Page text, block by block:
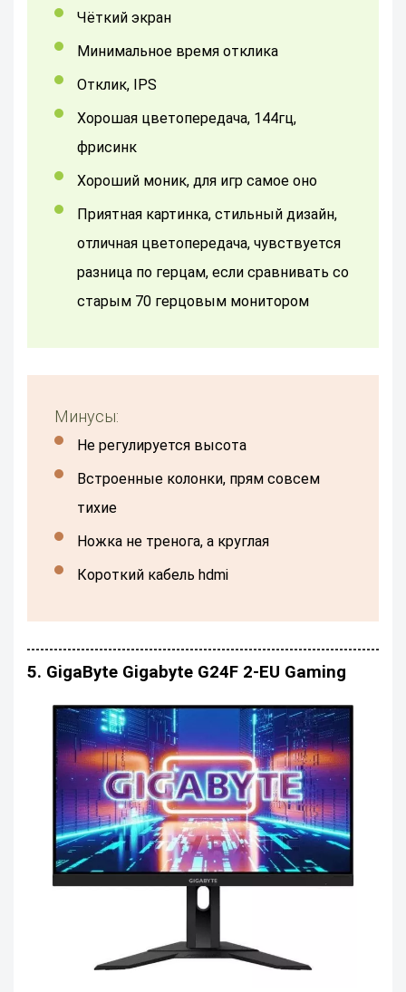
Чёткий экран
минимальное время отклика
отклик, IPS
хорошая цветопередача, 144гц,
фрисинк
Хороший моник, для игр самое оно
Приятная картинка, стильный дизайн,
отличная цветопередача, чувствуется
разница по герцам, если сравнивать со
старым 70 герцовым монитором
Минусы:
не регулируется высота
Встроенные колонки, прям совсем
тихие
Ножка не тренога, а круглая
короткий кабель hdmi
5. GigaByte Gigabyte G24F 2-EU Gaming